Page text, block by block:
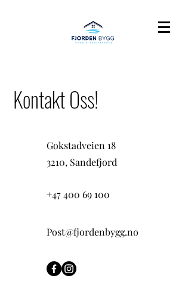
Kontakt Oss!
Gokstadveien 18
3210, Sandefjord
+47 400 69 100
Post@fjordenbygg.no